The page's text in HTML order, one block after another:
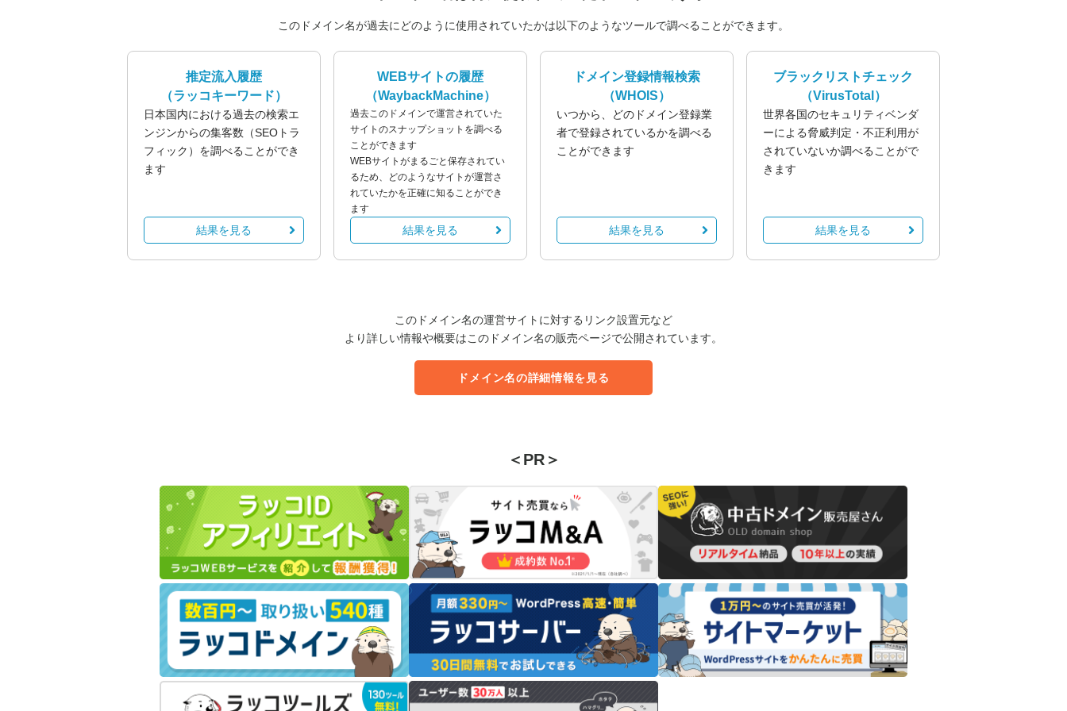
このドメイン名が過去にどのように使用されていたかは以下のようなツールで調べることができます。
推定流入履歴
（ラッコキーワード）
日本国内における過去の検索エ
ンジンからの集客数（SEOトラ
フィック）を調べることができ
ます
結果を見る
WEBサイトの履歴
（WaybackMachine）
過去このドメインで運営されていた
サイトのスナップショットを調べる
ことができます
WEBサイトがまるごと保存されてい
るため、どのようなサイトが運営さ
れていたかを正確に知ることができ
ます
結果を見る
ドメイン登録情報検索
（WHOIS）
いつから、どのドメイン登録業
者で登録されているかを調べる
ことができます
結果を見る
ブラックリストチェック
（VirusTotal）
世界各国のセキュリティベンダ
ーによる脅威判定・不正利用が
されていないか調べることがで
きます
結果を見る
このドメイン名の運営サイトに対するリンク設置元など
より詳しい情報や概要はこのドメイン名の販売ページで公開されています。
ドメイン名の詳細情報を見る
＜PR＞